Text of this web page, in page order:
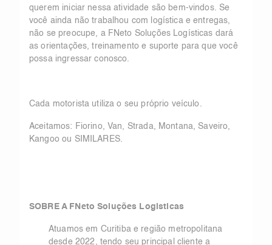
querem iniciar nessa atividade são bem-vindos. Se
você ainda não trabalhou com logística e entregas,
não se preocupe, a FNeto Soluções Logísticas dará
as orientações, treinamento e suporte para que você
possa ingressar conosco.
Cada motorista utiliza o seu próprio veículo.
Aceitamos: Fiorino, Van, Strada, Montana, Saveiro,
Kangoo ou SIMILARES.
SOBRE A FNeto Soluções Logisticas
Atuamos em Curitiba e região metropolitana
desde 2022, tendo seu principal cliente a